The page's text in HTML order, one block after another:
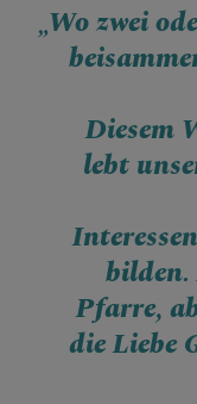
„Wo zwei
Diesem
lebt
Pfarre,
die Liebe